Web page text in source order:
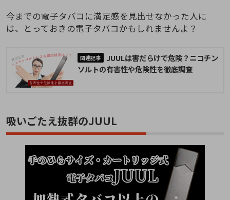
今までの電子タバコに満足感を見出せなかった人に
は、とっておきの電子タバコかもしれませんよ？
JUULは害だらけで危険？ニコチン
ソルトの有害性や危険性を徹底調査
吸いごたえ抜群のJUUL